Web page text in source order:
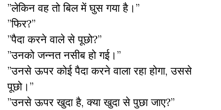
”लेकिन वह तो बिल में घुस गया है।”
”फिर?”
”पैदा करने वाले से पूछो?”
”उनको जन्नत नसीब हो गई।”
”उनसे ऊपर कोई पैदा करने वाला रहा होगा, उससे
पूछो।”
”उनसे ऊपर खुदा है, क्या खुदा से पुछा जाए?”